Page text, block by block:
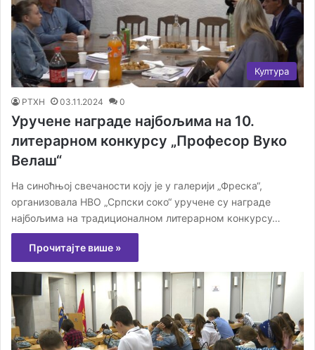
Култура
РТХН 03.11.2024 0
Уручене награде најбољима на 10.
литерарном конкурсу „Професор Вуко
Велаш“
На синоћњој свечаности коју је у галерији „Фреска“,
организовала НВО „Српски соко“ уручене су награде
најбољима на традиционалном литерарном конкурсу…
Прочитајте више »